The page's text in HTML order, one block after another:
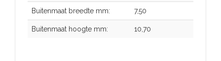
Buitenmaat breedte mm: 7,50
Buitenmaat hoogte mm: 10,70